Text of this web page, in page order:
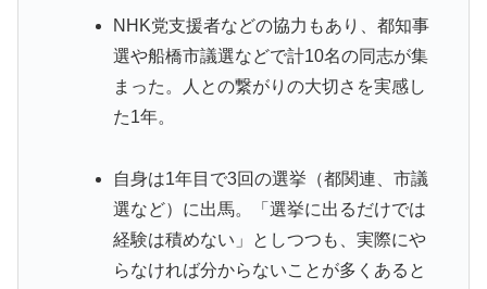
NHK党支援者などの協力もあり、都知事
選や船橋市議選などで計10名の同志が集
まった。人との繋がりの大切さを実感し
た1年。
自身は1年目で3回の選挙（都関連、市議
選など）に出馬。「選挙に出るだけでは
経験は積めない」としつつも、実際にや
らなければ分からないことが多くあると